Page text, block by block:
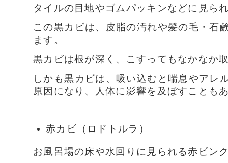
タイルの目地やゴムパッキンなどに見ら
この黒カビは、皮脂の汚れや髪の毛・石
ます。
黒カビは根が深く、こすってもなかなか
しかも黒カビは、吸い込むと喘息やアレ
原因になり、人体に影響を及ぼすことも
赤カビ（ロドトルラ）
お風呂場の床や水回りに見られる赤ピン